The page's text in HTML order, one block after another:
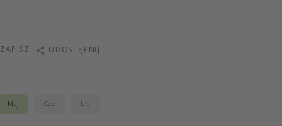
ZAPISZ UDOSTĘPNIJ
Maj Cze Lip